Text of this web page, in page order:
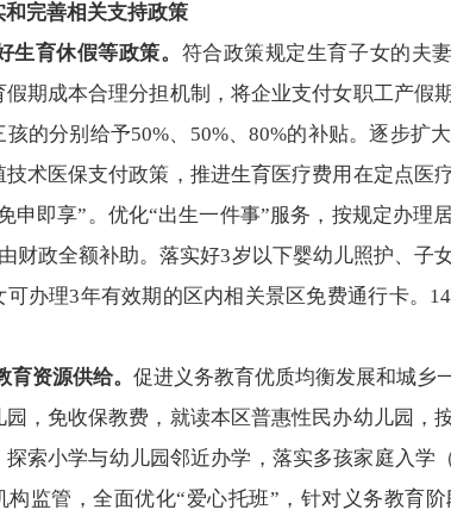
和完善相关支持政策
生育休假等政策。 符合政策规定生育子女的夫
假期成本合理分担机制，将企业支付女职工产假
孩的分别给予50%、50%、80%的补贴。逐步扩
技术医保支付政策，推进生育医疗费用在定点医
申即享”。优化“出生一件事”服务，按规定办理
财政全额补助。落实好3岁以下婴幼儿照护、子
可办理3年有效期的区内相关景区免费通行卡。
育资源供给。 促进义务教育优质均衡发展和城乡
园，免收保教费，就读本区普惠性民办幼儿园，
索小学与幼儿园邻近办学，落实多孩家庭入学
构监管，全面优化“爱心托班”，针对义务教育